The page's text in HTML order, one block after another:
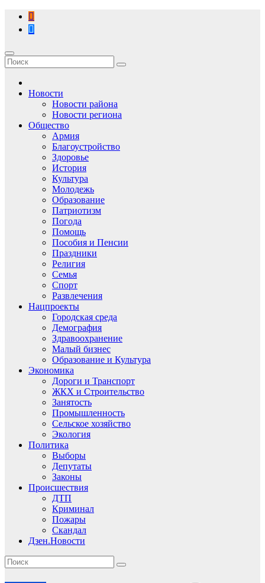
Перейти
содержимому
Новости
Новости района
Новости региона
Общество
Армия
Благоустройство
Здоровье
История
Культура
Молодежь
Образование
Патриотизм
Погода
Помощь
Пособия и Пенсии
Праздники
Религия
Семья
Спорт
Развлечения
Нацпроекты
Городская среда
Демография
Здравоохранение
Малый бизнес
Образование и Культура
Экономика
Дороги и Транспорт
ЖКХ и Строительство
Занятость
Промышленность
Сельское хозяйство
Экология
Политика
Выборы
Депутаты
Законы
Происшествия
ДТП
Криминал
Пожары
Скандал
Дзен.Новости